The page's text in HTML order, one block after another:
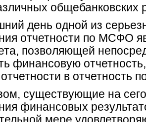
общебанковских
день одной из
отчетности по МСФО
позволяющей
финансовую
в отчетность
существующие на
финансовых